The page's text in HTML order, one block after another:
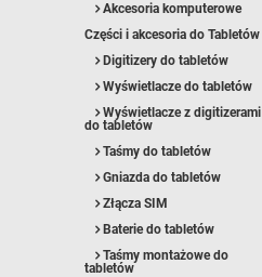
Akcesoria komputerowe
Części i akcesoria do Tabletów
Digitizery do tabletów
Wyświetlacze do tabletów
Wyświetlacze z digitizerami
do tabletów
Taśmy do tabletów
Gniazda do tabletów
Złącza SIM
Baterie do tabletów
Taśmy montażowe do
tabletów